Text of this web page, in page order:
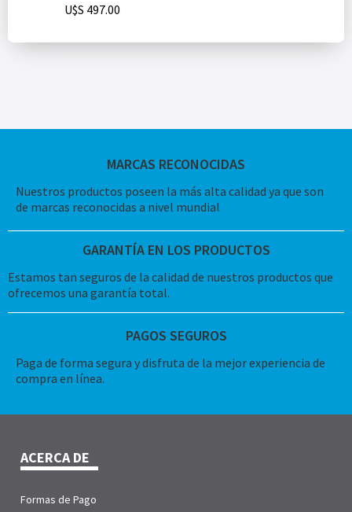
U$S 497.00
MARCAS RECONOCIDAS
Nuestros productos poseen la más alta calidad ya que son
de marcas reconocidas a nivel mundial
GARANTÍA EN LOS PRODUCTOS
Estamos tan seguros de la calidad de nuestros productos que
ofrecemos una garantía total.
PAGOS SEGUROS
Paga de forma segura y disfruta de la mejor experiencia de
compra en línea.
ACERCA DE
Formas de Pago